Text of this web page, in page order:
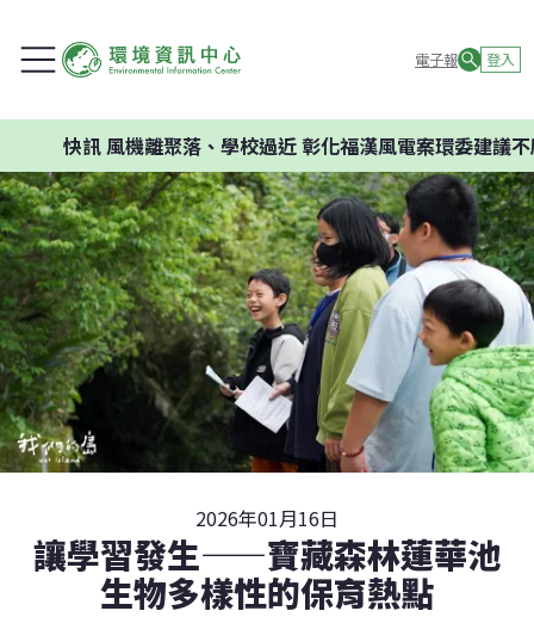
電子報 登入
風機離聚落、學校過近 彰化福漢風電案環委建議不應開發
2026年01月16日
讓學習發生——寶藏森林蓮華池
生物多樣性的保育熱點